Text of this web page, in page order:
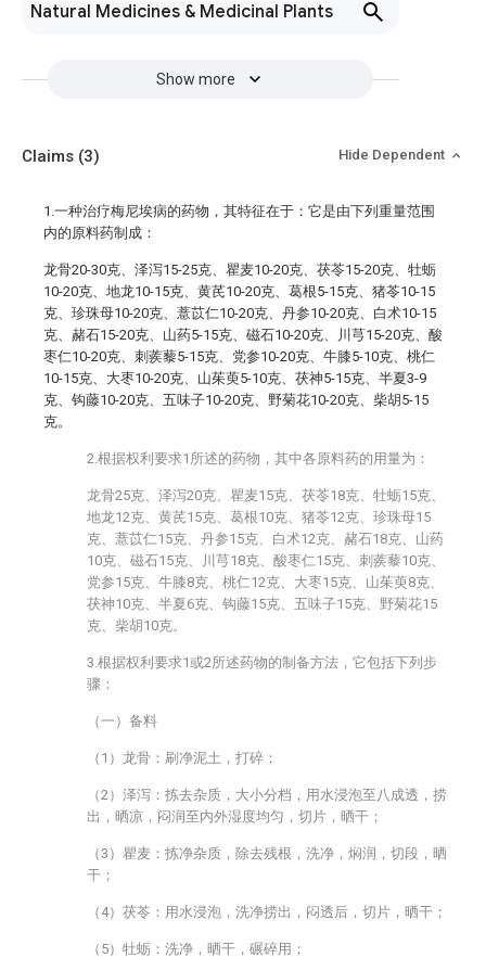
Natural Medicines & Medicinal Plants
Show more
Claims (3) Hide Dependent
1.一种治疗梅尼埃病的药物，其特征在于：它是由下列重量范围
内的原料药制成：
龙骨20-30克、泽泻15-25克、瞿麦10-20克、茯苓15-20克、牡蛎
10-20克、地龙10-15克、黄芪10-20克、葛根5-15克、猪苓10-15
克、珍珠母10-20克、薏苡仁10-20克、丹参10-20克、白术10-15
克、赭石15-20克、山药5-15克、磁石10-20克、川芎15-20克、酸
枣仁10-20克、刺蒺藜5-15克、党参10-20克、牛膝5-10克、桃仁
10-15克、大枣10-20克、山茱萸5-10克、茯神5-15克、半夏3-9
克、钩藤10-20克、五味子10-20克、野菊花10-20克、柴胡5-15
克。
2.根据权利要求1所述的药物，其中各原料药的用量为：
龙骨25克、泽泻20克、瞿麦15克、茯苓18克、牡蛎15克、
地龙12克、黄芪15克、葛根10克、猪苓12克、珍珠母15
克、薏苡仁15克、丹参15克、白术12克、赭石18克、山药
10克、磁石15克、川芎18克、酸枣仁15克、刺蒺藜10克、
党参15克、牛膝8克、桃仁12克、大枣15克、山茱萸8克、
茯神10克、半夏6克、钩藤15克、五味子15克、野菊花15
克、柴胡10克。
3.根据权利要求1或2所述药物的制备方法，它包括下列步
骤：
（一）备料
（1）龙骨：刷净泥土，打碎；
（2）泽泻：拣去杂质，大小分档，用水浸泡至八成透，捞
出，晒凉，闷润至内外湿度均匀，切片，晒干；
（3）瞿麦：拣净杂质，除去残根，洗净，焖润，切段，晒
干；
（4）茯苓：用水浸泡，洗净捞出，闷透后，切片，晒干；
（5）牡蛎：洗净，晒干，碾碎用；